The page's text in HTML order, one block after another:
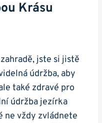
Krásu
jste si jistě
​údržba, aby
také zdravé pro
údržba jezírka
ne vždy zvládnete‍